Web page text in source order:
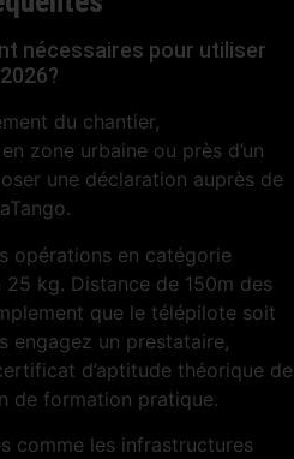
nécessaires pour utiliser
du chantier,
zone urbaine ou près d’un
une déclaration auprès de
opérations en catégorie
25 kg. Distance de 150m des
que le télépilote soit
engagez un prestataire,
d’aptitude théorique de
de formation pratique.
comme les infrastructures